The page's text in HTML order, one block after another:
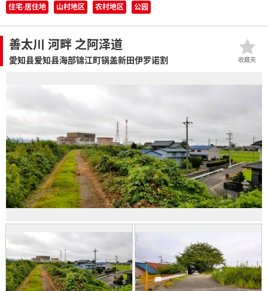
住宅·居住地 山村地区 农村地区 公园
善太川 河畔 之阿泽道
愛知县爱知县海部锦江町锅盖新田伊罗诺割 收藏夹